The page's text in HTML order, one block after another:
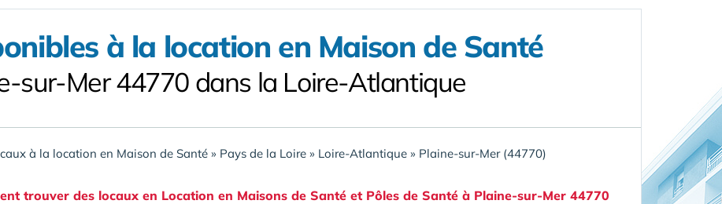
à la location en Maison de Santé
sur-Mer 44770 dans la Loire-Atlantique
à la location en Maison de Santé » Pays de la Loire » Loire-Atlantique » Plaine-sur-Mer (44770)
trouver des locaux en Location en Maisons de Santé et Pôles de Santé à Plaine-sur-Mer 44770